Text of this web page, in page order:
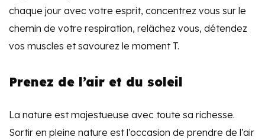
chaque jour avec votre esprit, concentrez vous sur le
chemin de votre respiration, relâchez vous, détendez
vos muscles et savourez le moment T.
Prenez de l’air et du soleil
La nature est majestueuse avec toute sa richesse.
Sortir en pleine nature est l’occasion de prendre de l’air